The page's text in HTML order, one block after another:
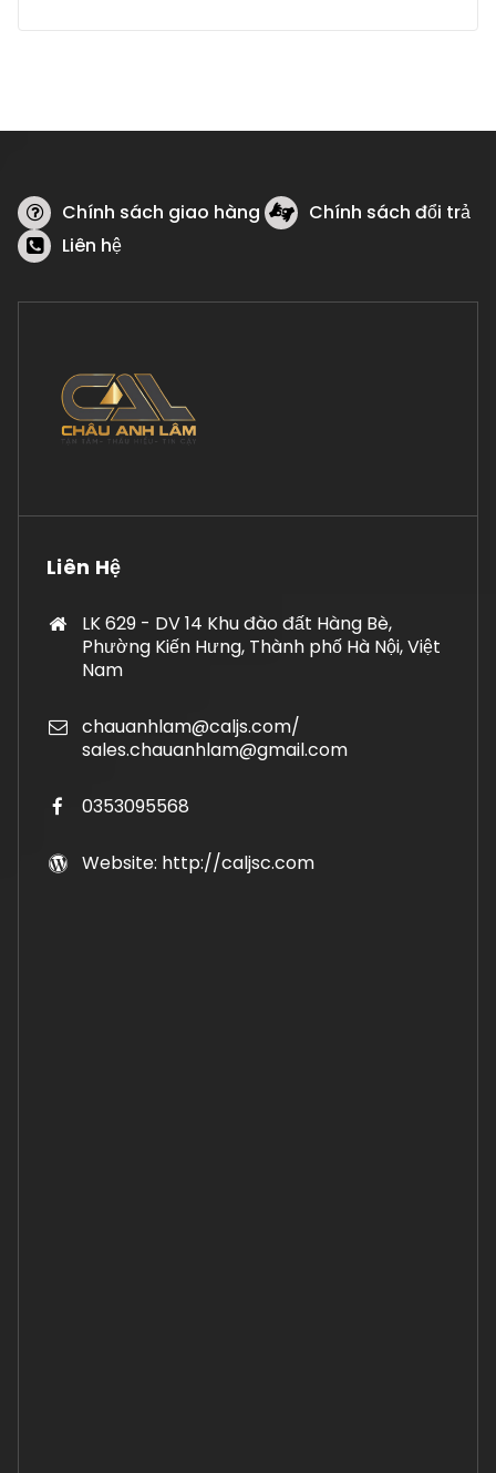
Chính sách giao hàng
Chính sách đổi trả
Liên hệ
Liên Hệ
LK 629 - DV 14 Khu đào đất Hàng Bè,
Phường Kiến Hưng, Thành phố Hà Nội, Việt
Nam
chauanhlam@caljs.com/
sales.chauanhlam@gmail.com
0353095568
Website: http://caljsc.com